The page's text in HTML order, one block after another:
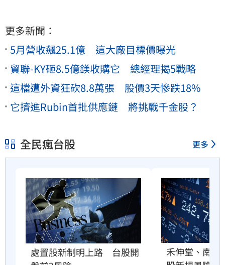
更多新聞：
5月營收飆25.1億 這大廠目標價曝光
貿聯-KY砸8.5億鎂收購它 總經理揭5戰略
這檔遭外資狂砍8.8萬張 股價3天慘跌18%
它擠進Rubin首批供應鏈 將挑戰千金股？
全民瘋台股 更多
處置股新制明上路　台股開
禾伸堂、南電